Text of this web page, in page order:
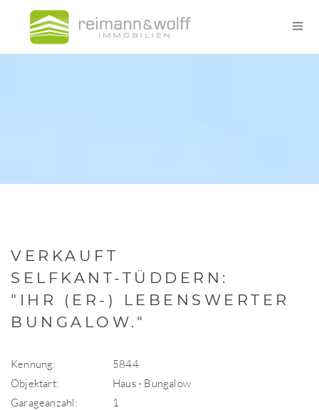
VERKAUFT
SELFKANT-TÜDDERN:
"IHR (ER-) LEBENSWERTER
BUNGALOW."
Kennung:
5844
Objektart:
Haus - Bungalow
Garageanzahl:
1